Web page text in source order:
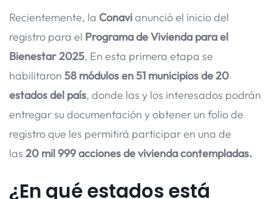
Recientemente, la Conavianunció el inicio del
registro para el Programa de Vivienda para el
Bienestar 2025. En esta primera etapa se
habilitaron 58 módulos en 51 municipios de 20
estados del país, donde las y los interesados podrán
entregar su documentación y obtener un folio de
registro que les permitirá participar en una de
las 20 mil 999 acciones de vivienda contempladas.
¿En qué estados está